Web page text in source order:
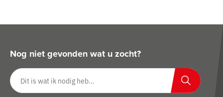
Nog niet gevonden wat u zocht?
Zoeken op website
Zoeken